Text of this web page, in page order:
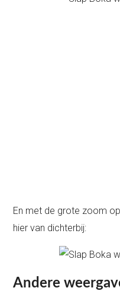
En met de grote zoom
hier van dichterbij:
Andere